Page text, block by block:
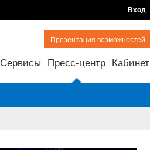
Вход
Презентация возможностей
Сервисы Пресс-центр Кабинет